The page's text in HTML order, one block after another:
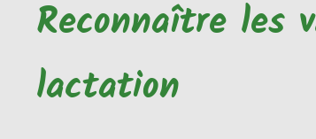
Reconnaître les
lactation